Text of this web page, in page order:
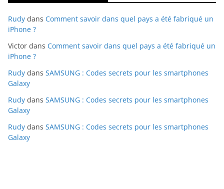
Rudy dans Comment savoir dans quel pays a été fabriqué un
iPhone ?
Victor dans Comment savoir dans quel pays a été fabriqué un
iPhone ?
Rudy dans SAMSUNG : Codes secrets pour les smartphones
Galaxy
Rudy dans SAMSUNG : Codes secrets pour les smartphones
Galaxy
Rudy dans SAMSUNG : Codes secrets pour les smartphones
Galaxy